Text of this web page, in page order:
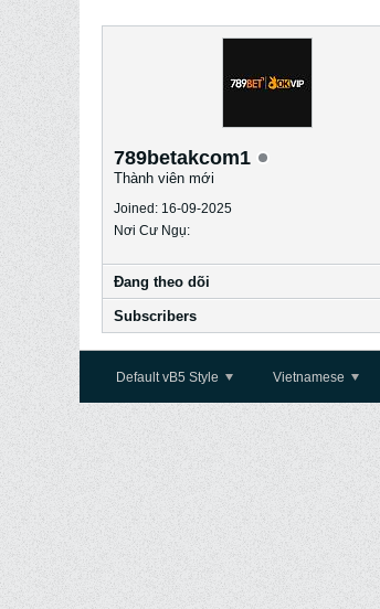
789betakcom1
Thành viên mới
Joined: 16-09-2025
Nơi Cư Ngụ:
Ðang theo dõi
Subscribers
Default vB5 Style Vietnamese